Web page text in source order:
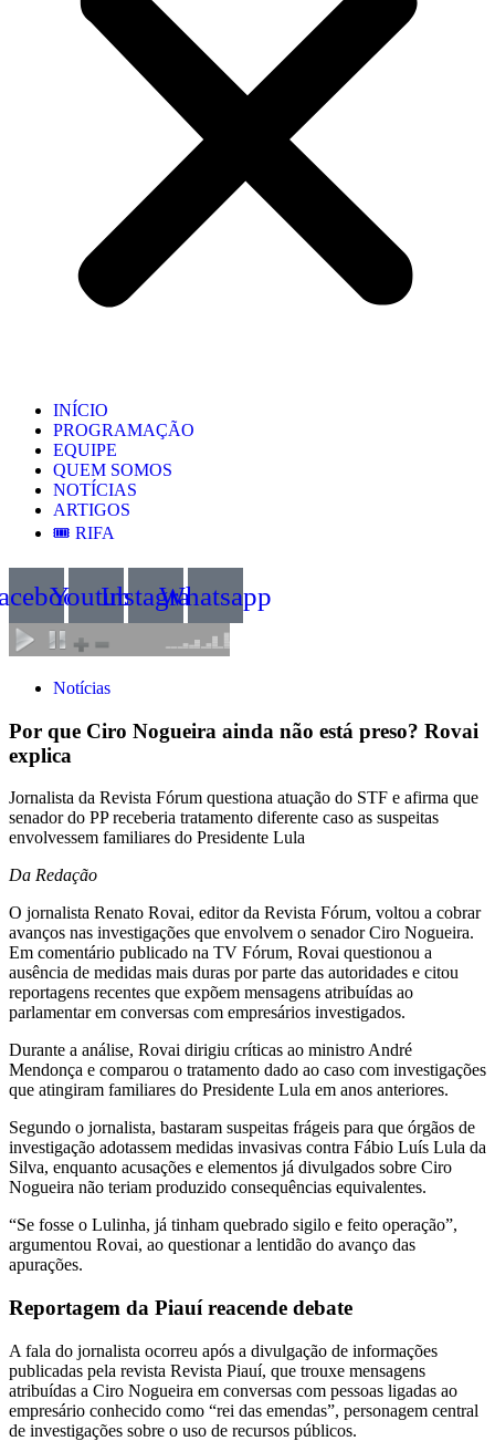
INÍCIO
PROGRAMAÇÃO
EQUIPE
QUEM SOMOS
NOTÍCIAS
ARTIGOS
🎟️ RIFA
YoutubeInstagramWhatsapp
Notícias
Por que Ciro Nogueira ainda não está preso? Rovai
explica
Jornalista da Revista Fórum questiona atuação do STF e afirma que
senador do PP receberia tratamento diferente caso as suspeitas
envolvessem familiares do Presidente Lula
Da Redação
O jornalista Renato Rovai, editor da Revista Fórum, voltou a cobrar
avanços nas investigações que envolvem o senador Ciro Nogueira.
Em comentário publicado na TV Fórum, Rovai questionou a
ausência de medidas mais duras por parte das autoridades e citou
reportagens recentes que expõem mensagens atribuídas ao
parlamentar em conversas com empresários investigados.
Durante a análise, Rovai dirigiu críticas ao ministro André
Mendonça e comparou o tratamento dado ao caso com investigações
que atingiram familiares do Presidente Lula em anos anteriores.
Segundo o jornalista, bastaram suspeitas frágeis para que órgãos de
investigação adotassem medidas invasivas contra Fábio Luís Lula da
Silva, enquanto acusações e elementos já divulgados sobre Ciro
Nogueira não teriam produzido consequências equivalentes.
“Se fosse o Lulinha, já tinham quebrado sigilo e feito operação”,
argumentou Rovai, ao questionar a lentidão do avanço das
apurações.
Reportagem da Piauí reacende debate
A fala do jornalista ocorreu após a divulgação de informações
publicadas pela revista Revista Piauí, que trouxe mensagens
atribuídas a Ciro Nogueira em conversas com pessoas ligadas ao
empresário conhecido como “rei das emendas”, personagem central
de investigações sobre o uso de recursos públicos.